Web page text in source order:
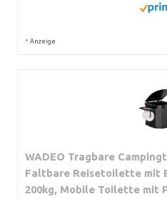
* Anzeige
WADEO Tragbare
Faltbare Reisetoilette mit
200kg, Mobile Toilette mit